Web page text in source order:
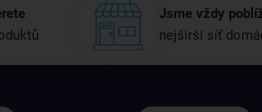
Jsme vždy
nejširší síť